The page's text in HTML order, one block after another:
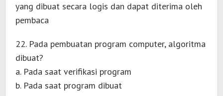
yang dibuat secara logis dan dapat diterima oleh
pembaca
22. Pada pembuatan program computer, algoritma
dibuat?
a. Pada saat verifikasi program
b. Pada saat program dibuat